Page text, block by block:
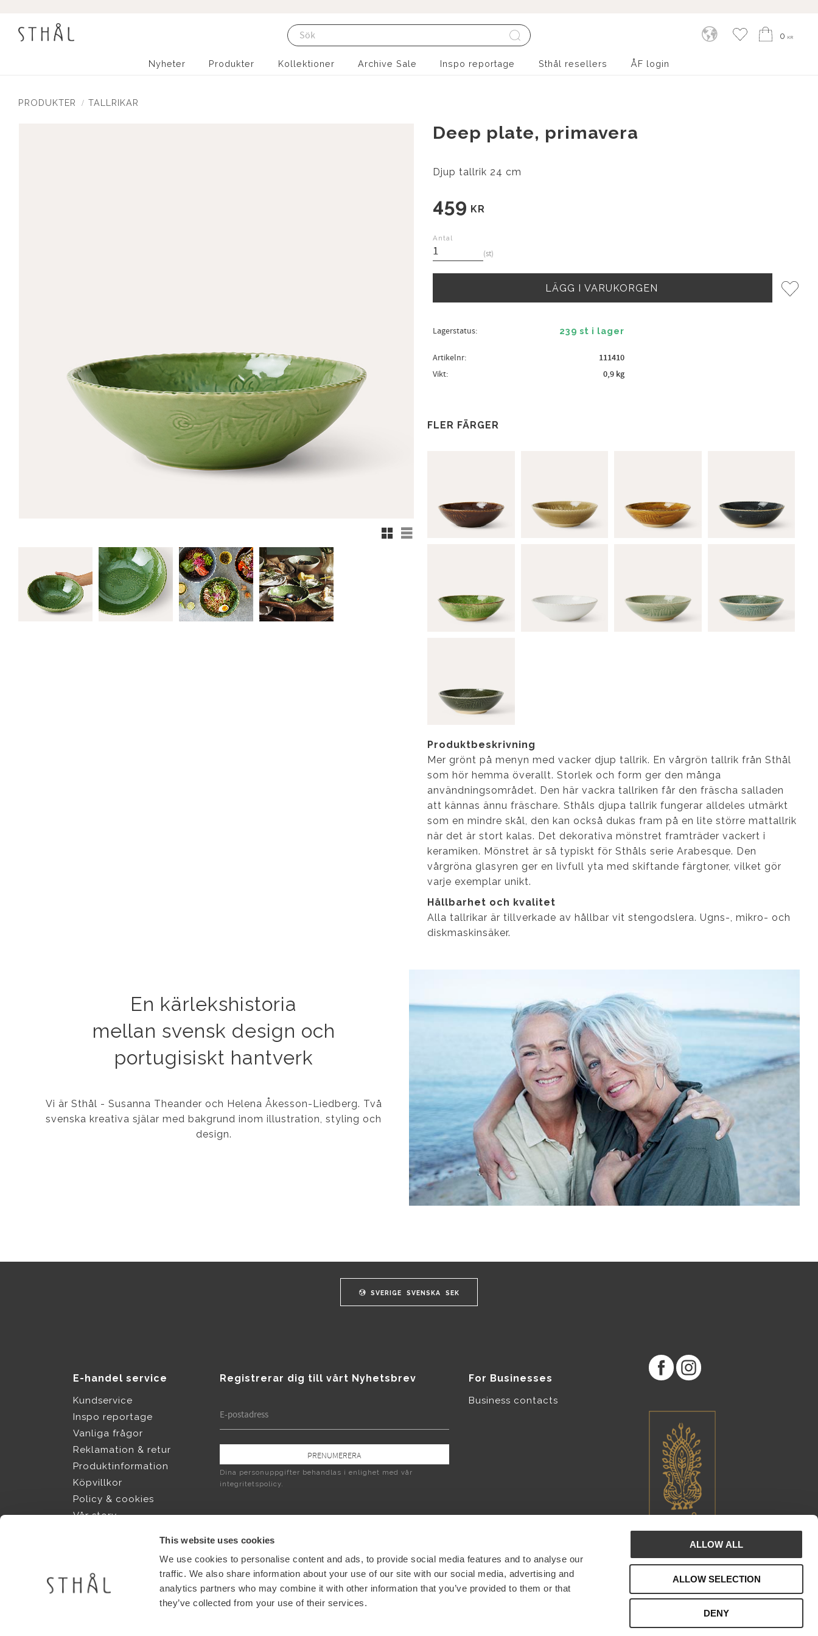
This website uses cookies
We use cookies to personalise content and ads, to provide social media features and to analyse our
traffic. We also share information about your use of our site with our social media, advertising and
analytics partners who may combine it with other information that you’ve provided to them or that
they’ve collected from your use of their services.
ALLOW ALL
ALLOW SELECTION
DENY
Favoriter
Kundvagn
0 KR
Nyheter Produkter Kollektioner Archive Sale Inspo reportage Sthål resellers ÅF login
PRODUKTER TALLRIKAR
Deep plate, primavera
Djup tallrik 24 cm
Rutnätsvy
Listvy
459 KR
Antal
st
Lägg
Lagerstatus 239 st i lager
Artikelnr
111410
Vikt
0,9 kg
FLER FÄRGER
Produktbeskrivning
Mer grönt på menyn med vacker djup tallrik. En vårgrön tallrik från Sthål
som hör hemma överallt. Storlek och form ger den många
användningsområdet. Den här vackra tallriken får den fräscha salladen
att kännas ännu fräschare. Sthåls djupa tallrik fungerar alldeles utmärkt
som en mindre skål, den kan också dukas fram på en lite större mattallrik
när det är stort kalas. Det dekorativa mönstret framträder vackert i
keramiken. Mönstret är så typiskt för Sthåls serie Arabesque. Den
vårgröna glasyren ger en livfull yta med skiftande färgtoner, vilket gör
varje exemplar unikt.
Hållbarhet och kvalitet
Alla tallrikar är tillverkade av hållbar vit stengodslera. Ugns-, mikro- och
diskmaskinsäker.
En kärlekshistoria
mellan svensk design och
portugisiskt hantverk
Vi är Sthål - Susanna Theander och Helena Åkesson-Liedberg. Två
svenska kreativa själar med bakgrund inom illustration, styling och
design.
SVERIGE SVENSKA SEK
E-handel service
Kundservice
Inspo reportage
Vanliga frågor
Reklamation & retur
Produktinformation
Köpvillkor
Policy & cookies
Vår story
Shops
Find shops near you
Registrerar dig till vårt Nyhetsbrev
PRENUMERERA
Dina personuppgifter behandlas i enlighet med vår
integritetspolicy.
For Businesses
Business contacts